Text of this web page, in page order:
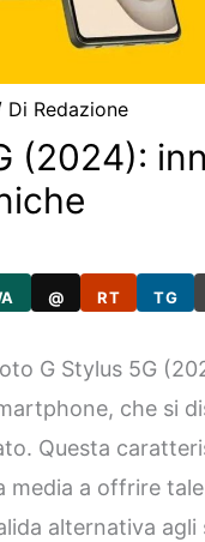
Di Redazione
(2024):
@ RT TG
G Stylus 5G
che si
Questa
media a offrire
alternativa